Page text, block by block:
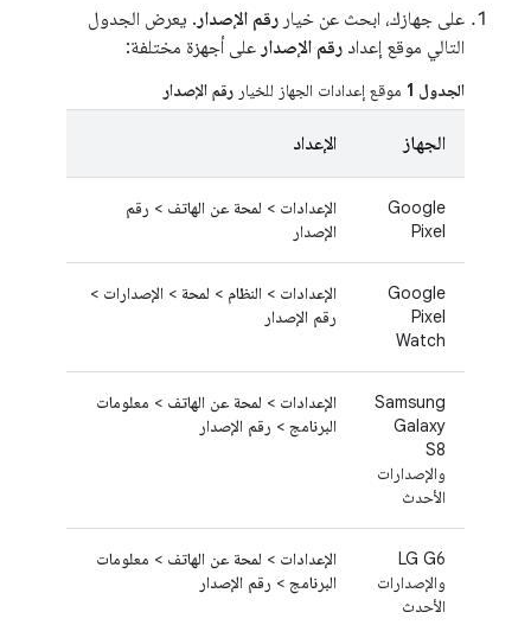
على جهازك، ابحث عن خيار رقم الإصدار . يعرض الجدول
التالي موقع إعداد رقم الإصدار على أجهزة مختلفة:
الجدول 1 موقع إعدادات الجهاز للخيار رقم الإصدار
الجهاز الإعداد
Google
Pixel
الإعدادات > لمحة عن الهاتف > رقم
الإصدار
Google
Pixel
Watch
الإعدادات > النظام > لمحة > الإصدارات >
رقم الإصدار
Samsung
Galaxy
S8
والإصدارات
الأحدث
الإعدادات > لمحة عن الهاتف > معلومات
البرنامج > رقم الإصدار
LG G6
والإصدارات
الأحدث
الإعدادات > لمحة عن الهاتف > معلومات
البرنامج > رقم الإصدار